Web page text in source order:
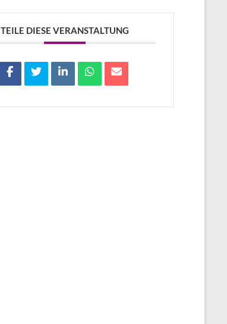
TEILE DIESE VERANSTALTUNG